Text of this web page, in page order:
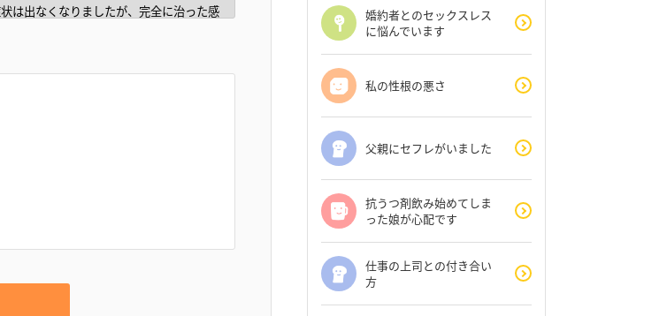
婚約者とのセックスレス
に悩んでいます
私の性根の悪さ
父親にセフレがいました
抗うつ剤飲み始めてしま
った娘が心配です
仕事の上司との付き合い
方